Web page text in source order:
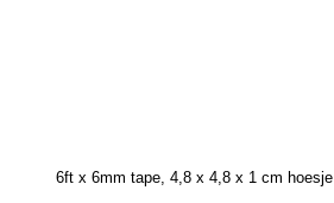
6ft x 6mm tape, 4,8 x 4,8 x 1 cm hoesje